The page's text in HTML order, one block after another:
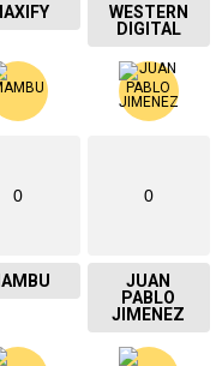
WESTERN
DIGITAL
0 0
JUAN
PABLO
JIMENEZ